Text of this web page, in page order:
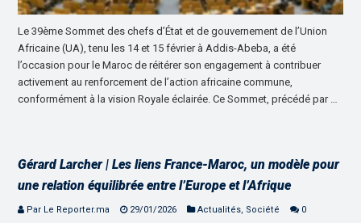
Le 39ème Sommet des chefs d’État et de gouvernement de l’Union
Africaine (UA), tenu les 14 et 15 février à Addis-Abeba, a été
l’occasion pour le Maroc de réitérer son engagement à contribuer
activement au renforcement de l’action africaine commune,
conformément à la vision Royale éclairée. Ce Sommet, précédé par …
Gérard Larcher | Les liens France-Maroc, un modèle pour
une relation équilibrée entre l’Europe et l’Afrique
Par Le Reporter.ma 29/01/2026 Actualités Société 0